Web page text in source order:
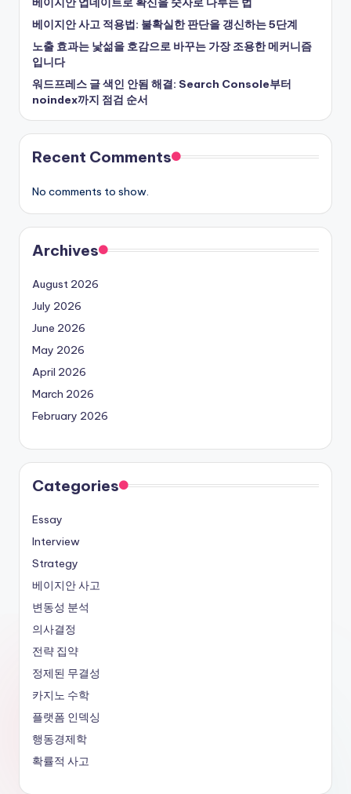
베이지안 사고 적용법: 불확실한 판단을 갱신하는 5단계
노출 효과는 낯섦을 호감으로 바꾸는 가장 조용한 메커니즘
입니다
워드프레스 글 색인 안됨 해결: Search Console부터
noindex까지 점검 순서
Recent Comments
No comments to show.
Archives
August 2026
July 2026
June 2026
May 2026
April 2026
March 2026
February 2026
Categories
Essay
Interview
Strategy
베이지안 사고
변동성 분석
의사결정
전략 집약
정제된 무결성
카지노 수학
플랫폼 인덱싱
행동경제학
확률적 사고